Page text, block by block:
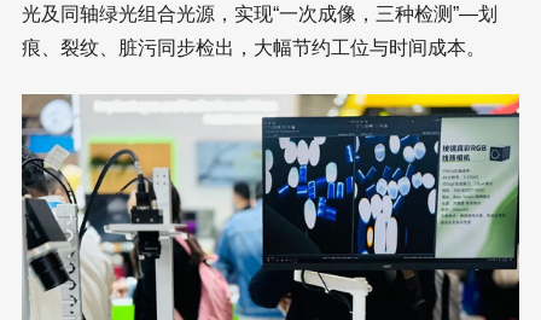
光及同轴绿光组合光源，实现“一次成像，三种检测”—划
痕、裂纹、脏污同步检出，大幅节约工位与时间成本。